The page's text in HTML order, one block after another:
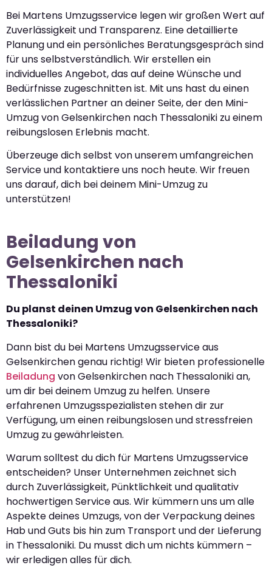
Bei Martens Umzugsservice legen wir großen Wert auf
Zuverlässigkeit und Transparenz. Eine detaillierte
Planung und ein persönliches Beratungsgespräch sind
für uns selbstverständlich. Wir erstellen ein
individuelles Angebot, das auf deine Wünsche und
Bedürfnisse zugeschnitten ist. Mit uns hast du einen
verlässlichen Partner an deiner Seite, der den Mini-
Umzug von Gelsenkirchen nach Thessaloniki zu einem
reibungslosen Erlebnis macht.
Überzeuge dich selbst von unserem umfangreichen
Service und kontaktiere uns noch heute. Wir freuen
uns darauf, dich bei deinem Mini-Umzug zu
unterstützen!
Beiladung von
Gelsenkirchen nach
Thessaloniki
Du planst deinen Umzug von Gelsenkirchen nach
Thessaloniki?
Dann bist du bei Martens Umzugsservice aus
Gelsenkirchen genau richtig! Wir bieten professionelle
Beiladung von Gelsenkirchen nach Thessaloniki an,
um dir bei deinem Umzug zu helfen. Unsere
erfahrenen Umzugsspezialisten stehen dir zur
Verfügung, um einen reibungslosen und stressfreien
Umzug zu gewährleisten.
Warum solltest du dich für Martens Umzugsservice
entscheiden? Unser Unternehmen zeichnet sich
durch Zuverlässigkeit, Pünktlichkeit und qualitativ
hochwertigen Service aus. Wir kümmern uns um alle
Aspekte deines Umzugs, von der Verpackung deines
Hab und Guts bis hin zum Transport und der Lieferung
in Thessaloniki. Du musst dich um nichts kümmern –
wir erledigen alles für dich.